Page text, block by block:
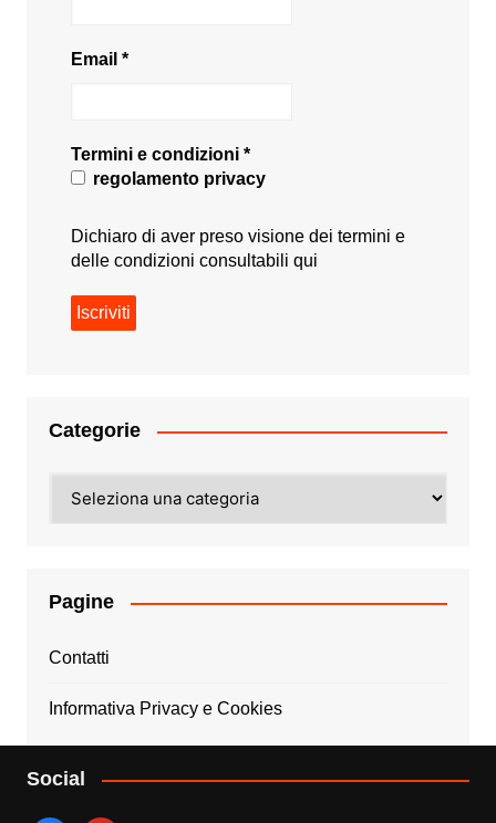
Email *
Termini e condizioni *
regolamento privacy
Dichiaro di aver preso visione dei termini e
delle condizioni consultabili qui
Categorie
Pagine
Contatti
Informativa Privacy e Cookies
Social